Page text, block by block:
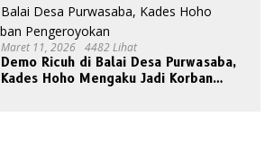
Maret 11, 2026 4482 Lihat
Demo Ricuh di Balai Desa Purwasaba,
Kades Hoho Mengaku Jadi Korban